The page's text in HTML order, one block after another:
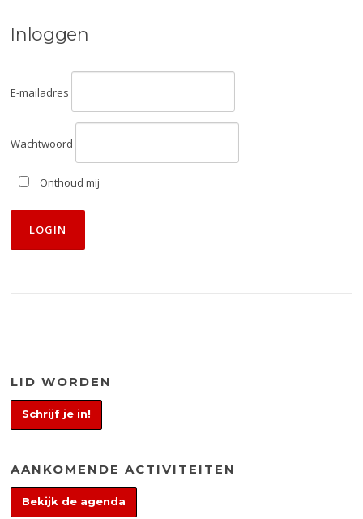
Inloggen
E-mailadres
Wachtwoord
Onthoud mij
LID WORDEN
Schrijf je in!
AANKOMENDE ACTIVITEITEN
Bekijk de agenda